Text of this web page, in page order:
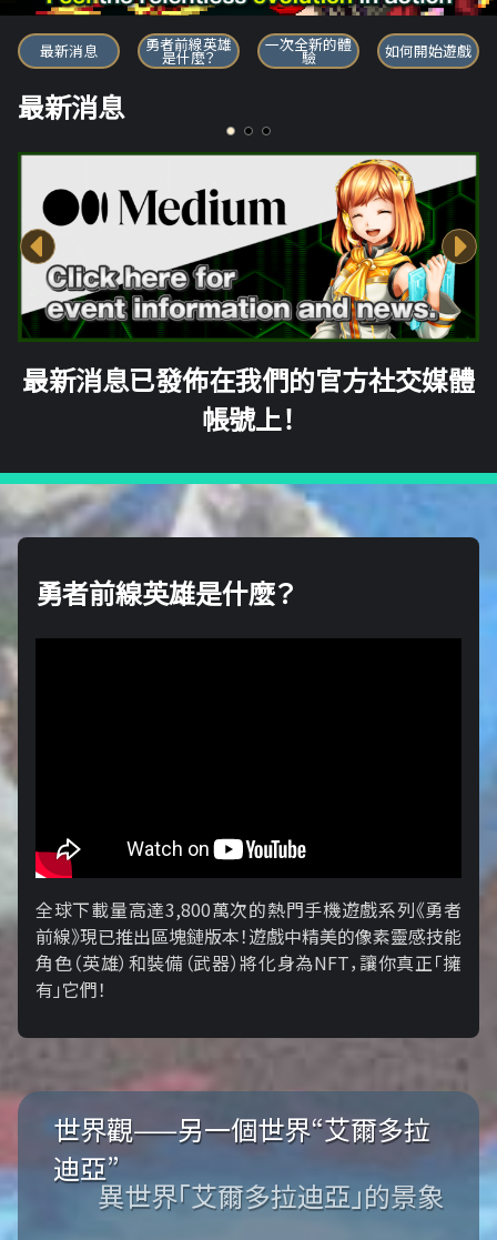
勇者前線英雄
最新消息 勇者前線英雄
是什麼？
一次全新的體
驗 如何開始遊戲
最新消息
最新消息已發佈在我們的官方社交媒體
帳號上！
勇者前線英雄是什麼？
全球下載量高達3,800萬次的熱門手機遊戲系列《勇者
前線》現已推出區塊鏈版本！遊戲中精美的像素靈感技能
角色（英雄）和裝備（武器）將化身為NFT，讓你真正「擁​​
有」它們！
世界觀——另一個世界“艾爾多拉
迪亞”
異世界「艾爾多拉迪亞」的景象